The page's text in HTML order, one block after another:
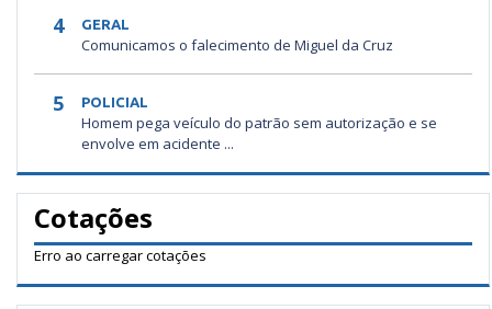
4 GERAL
Comunicamos o falecimento de Miguel da Cruz
5 POLICIAL
Homem pega veículo do patrão sem autorização e se
envolve em acidente ...
Cotações
Erro ao carregar cotações